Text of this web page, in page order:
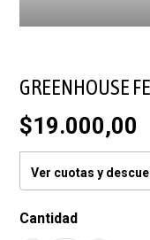
GREENHOUSE
$19.000,00
Ver cuotas y
Cantidad